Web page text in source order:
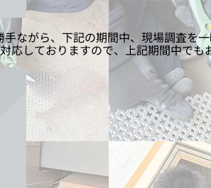
ながら、下記の期間中、現場調査
応しておりますので、上記期間中で